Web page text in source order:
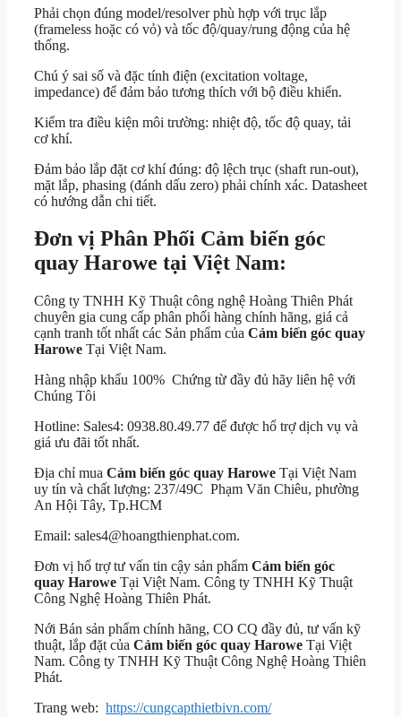
Phải chọn đúng model/resolver phù hợp với trục lắp
(frameless hoặc có vỏ) và tốc độ/quay/rung động của hệ
thống.
Chú ý sai số và đặc tính điện (excitation voltage,
impedance) để đảm bảo tương thích với bộ điều khiển.
Kiểm tra điều kiện môi trường: nhiệt độ, tốc độ quay, tải
cơ khí.
Đảm bảo lắp đặt cơ khí đúng: độ lệch trục (shaft run-out),
mặt lắp, phasing (đánh dấu zero) phải chính xác. Datasheet
có hướng dẫn chi tiết.
Đơn vị Phân Phối Cảm biến góc
quay Harowe tại Việt Nam:
Công ty TNHH Kỹ Thuật công nghệ Hoàng Thiên Phát
chuyên gia cung cấp phân phối hàng chính hãng, giá cả
cạnh tranh tốt nhất các Sản phẩm của Cảm biến góc quay
Harowe Tại Việt Nam.
Hàng nhập khẩu 100% Chứng từ đầy đủ hãy liên hệ với
Chúng Tôi
Hotline: Sales4: 0938.80.49.77 để được hổ trợ dịch vụ và
giá ưu đãi tốt nhất.
Địa chỉ mua Cảm biến góc quay Harowe Tại Việt Nam
uy tín và chất lượng: 237/49C Phạm Văn Chiêu, phường
An Hội Tây, Tp.HCM
Email: sales4@hoangthienphat.com.
Đơn vị hổ trợ tư vấn tin cậy sản phẩm Cảm biến góc
quay Harowe Tại Việt Nam. Công ty TNHH Kỹ Thuật
Công Nghệ Hoàng Thiên Phát.
Nới Bán sản phẩm chính hãng, CO CQ đầy đủ, tư vấn kỹ
thuật, lắp đặt của Cảm biến góc quay Harowe Tại Việt
Nam. Công ty TNHH Kỹ Thuật Công Nghệ Hoàng Thiên
Phát.
Trang web: https://cungcapthietbivn.com/